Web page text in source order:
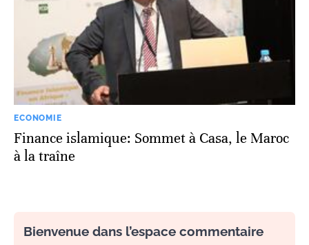
ECONOMIE
Finance islamique: Sommet à Casa, le Maroc
à la traîne
Bienvenue dans l’espace commentaire